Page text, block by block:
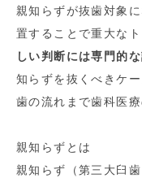
親知らずが抜歯対象
置することで重大な
しい判断には専門的
知らずを抜くべきケ
歯の流れまで歯科医
親知らずとは
親知らず（第三大臼